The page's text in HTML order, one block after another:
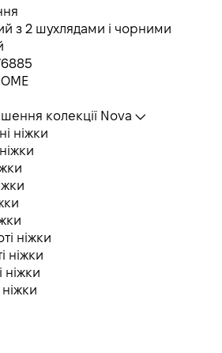
з 2 шухлядами і чорними
колекції Nova
ніжки
ніжки
ніжки
ніжки